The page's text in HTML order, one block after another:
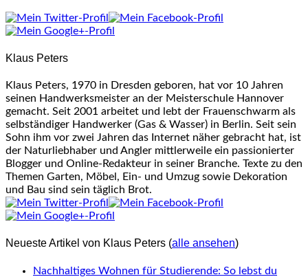
tabs
change
below.
Klaus Peters
Klaus Peters, 1970 in Dresden geboren, hat vor 10 Jahren
seinen Handwerksmeister an der Meisterschule Hannover
gemacht. Seit 2001 arbeitet und lebt der Frauenschwarm als
selbständiger Handwerker (Gas & Wasser) in Berlin. Seit sein
Sohn ihm vor zwei Jahren das Internet näher gebracht hat, ist
der Naturliebhaber und Angler mittlerweile ein passionierter
Blogger und Online-Redakteur in seiner Branche. Texte zu den
Themen Garten, Möbel, Ein- und Umzug sowie Dekoration
und Bau sind sein täglich Brot.
Neueste Artikel von Klaus Peters (alle ansehen)
Nachhaltiges Wohnen für Studierende: So lebst du